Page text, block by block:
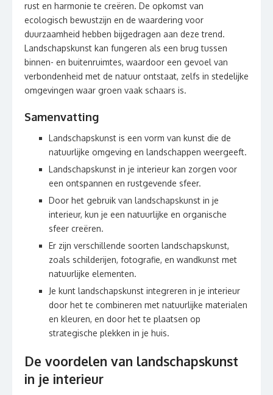
rust en harmonie te creëren. De opkomst van
ecologisch bewustzijn en de waardering voor
duurzaamheid hebben bijgedragen aan deze trend.
Landschapskunst kan fungeren als een brug tussen
binnen- en buitenruimtes, waardoor een gevoel van
verbondenheid met de natuur ontstaat, zelfs in stedelijke
omgevingen waar groen vaak schaars is.
Samenvatting
Landschapskunst is een vorm van kunst die de
natuurlijke omgeving en landschappen weergeeft.
Landschapskunst in je interieur kan zorgen voor
een ontspannen en rustgevende sfeer.
Door het gebruik van landschapskunst in je
interieur, kun je een natuurlijke en organische
sfeer creëren.
Er zijn verschillende soorten landschapskunst,
zoals schilderijen, fotografie, en wandkunst met
natuurlijke elementen.
Je kunt landschapskunst integreren in je interieur
door het te combineren met natuurlijke materialen
en kleuren, en door het te plaatsen op
strategische plekken in je huis.
De voordelen van landschapskunst
in je interieur